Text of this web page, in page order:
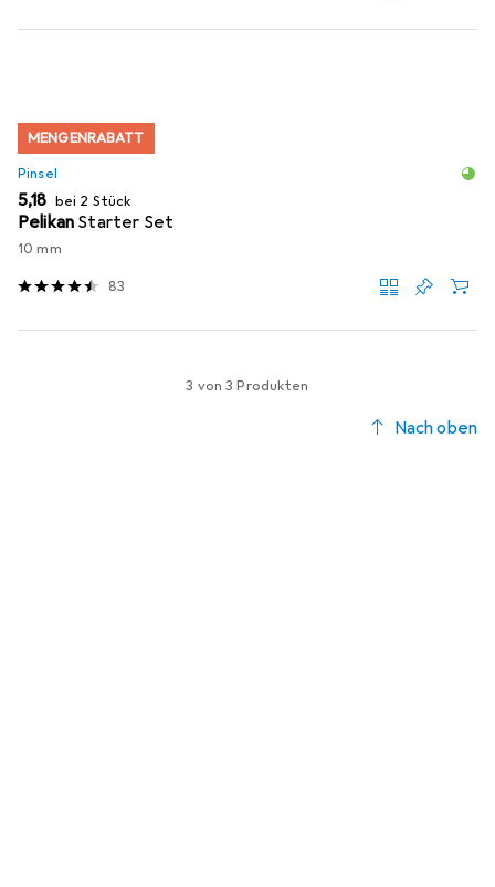
MENGENRABATT
Pinsel
EUR
5,18 bei 2 Stück
Pelikan Starter Set
10 mm
83
3 von 3 Produkten
Nach oben